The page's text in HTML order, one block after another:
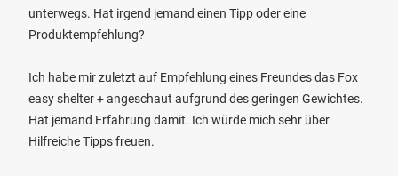
unterwegs. Hat irgend jemand einen Tipp oder eine
Produktempfehlung?
Ich habe mir zuletzt auf Empfehlung eines Freundes das Fox
easy shelter + angeschaut aufgrund des geringen Gewichtes.
Hat jemand Erfahrung damit. Ich würde mich sehr über
Hilfreiche Tipps freuen.